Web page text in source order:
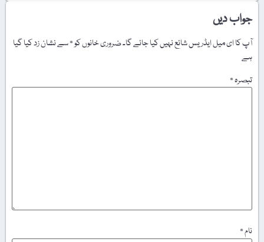
جواب دیں
آپ کا ای میل ایڈریس شائع نہیں کیا جائے گا۔ضروری خانوں کو*سے نشان زد کیا گیا
ہے
تبصرہ*
نام*